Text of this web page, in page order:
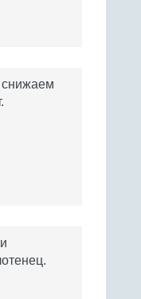
снижаем